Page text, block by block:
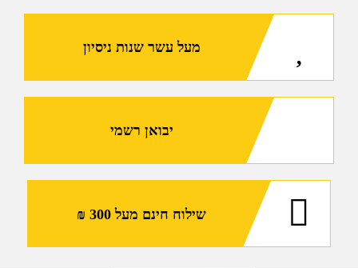
מעל עשר שנות ניסיון
יבואן רשמי
שילוח חינם מעל 300 ₪